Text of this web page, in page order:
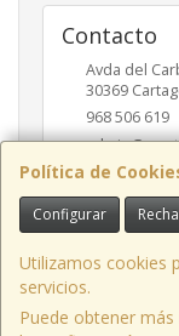
Política de
Configurar
Utilizamos cookies
servicios.
Puede obtener
Contacto
Avda del
30369
968 506 619
Horario
09:30h a 14:00h